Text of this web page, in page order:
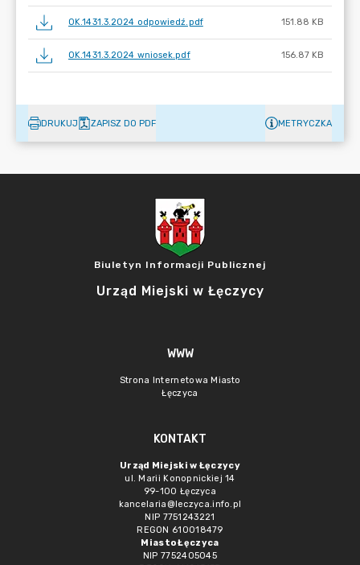
OK.1431.3.2024 odpowiedź.pdf 151.88 KB
OK.1431.3.2024 wniosek.pdf 156.87 KB
DRUKUJ ZAPISZ DO PDF METRYCZKA
Biuletyn Informacji Publicznej
Urząd Miejski w Łęczycy
WWW
Strona Internetowa Miasto
Łęczyca
KONTAKT
Urząd Miejski w Łęczycy
ul. Marii Konopnickiej 14
99-100 Łęczyca
kancelaria@leczyca.info.pl
NIP 7751243221
REGON 610018479
Miasto Łęczyca
NIP 7752405045